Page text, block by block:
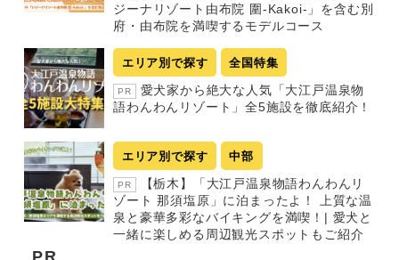
ジーナリゾート由布院 圍-Kakoi-」を含む別
府・由布院を満喫するモデルコース
エリア別で探す 全国特集
PR
愛犬家から絶大な人気「大江戸温泉物
語わんわんリゾート」全5施設を徹底紹介！
エリア別で探す 中部
PR
【栃木】「大江戸温泉物語わんわんリ
ゾート 那須塩原」に泊まったよ！ 上質な温
泉と豪華多彩なバイキングを満喫！| 愛犬と
一緒に楽しめる周辺観光スポットもご紹介